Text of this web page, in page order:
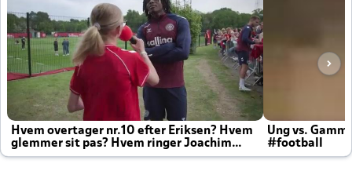
Hvem overtager nr.10 efter Eriksen? Hvem
glemmer sit pas? Hvem ringer Joachim
altid til efter kampe?
Ung vs.
#football